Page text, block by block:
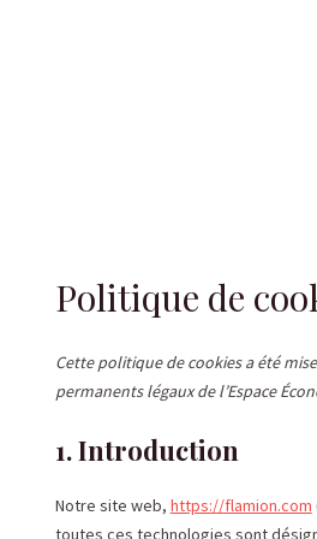
Politique de
Cette politique de cookies a été
permanents légaux de l’Espace
1. Introduction
Notre site web, https://flamion.com
toutes ces technologies sont